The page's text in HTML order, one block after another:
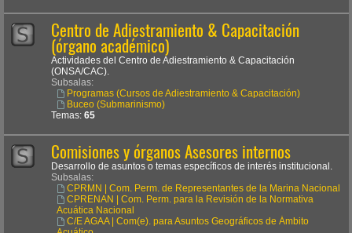
Centro de Adiestramiento & Capacitación
(órgano académico)
Actividades del Centro de Adiestramiento & Capacitación
(ONSA/CAC).
Subsalas:
Programas (Cursos de Adiestramiento & Capacitación)
Buceo (Submarinismo)
Temas: 65
Comisiones y órganos Asesores internos
Desarrollo de asuntos o temas específicos de interés institucional.
Subsalas:
CPRMN | Com. Perm. de Representantes de la Marina Nacional
CPRENAN | Com. Perm. para la Revisión de la Normativa
Acuática Nacional
C/E AGAA | Com(e). para Asuntos Geográficos de Ámbito